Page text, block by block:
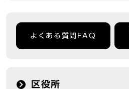
よくある質問FAQ
区役所